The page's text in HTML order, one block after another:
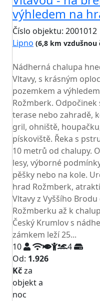
výhledem na
Číslo objektu: 2001012
Lipno (6,8 km vzdušnou
Nádherná chalupa
Vltavy, s krásným
pozemkem a
Rožmberk.
terase nebo zahradě,
gril, ohniště,
pískoviště. Řeka s
10 metrů od chalupy.
lesy, výborné
pěšky nebo na kole.
hrad Rožmberk,
Vltavy z Vyššího Brodu
Rožmberku až k
Český Krumlov s
zámkem leží 25...
10
4
Od: 1.926
Kčza
objekt a
noc